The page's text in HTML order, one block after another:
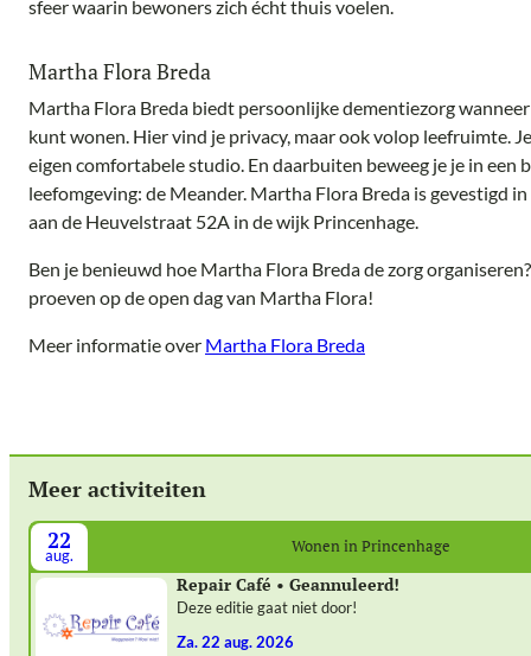
sfeer waarin bewoners zich écht thuis voelen.
Martha Flora Breda
Martha Flora Breda biedt persoonlijke dementiezorg
kunt wonen. Hier vind je privacy, maar ook volop leefruimte.
eigen comfortabele studio. En daarbuiten beweeg je je in een
leefomgeving: de Meander. Martha Flora Breda is gevestigd
aan de Heuvelstraat 52A in de wijk Princenhage.
Ben je benieuwd hoe Martha Flora Breda de zorg
proeven op de open dag van Martha Flora!
Meer informatie over Martha Flora Breda
Meer activiteiten
22
aug. Wonen in Princenhage
Repair Café • Geannuleerd!
Deze editie gaat niet door!
za. 22 aug. 2026